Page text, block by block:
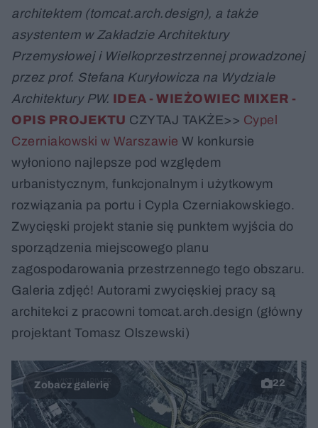
architektem (tomcat.arch.design), a także
asystentem w Zakładzie Architektury
Przemysłowej i Wielkoprzestrzennej prowadzonej
przez prof. Stefana Kuryłowicza na Wydziale
Architektury PW. IDEA - WIEŻOWIEC MIXER -
OPIS PROJEKTU CZYTAJ TAKŻE>> Cypel
Czerniakowski w Warszawie W konkursie
wyłoniono najlepsze pod względem
urbanistycznym, funkcjonalnym i użytkowym
rozwiązania pa portu i Cypla Czerniakowskiego.
Zwycięski projekt stanie się punktem wyjścia do
sporządzenia miejscowego planu
zagospodarowania przestrzennego tego obszaru.
Galeria zdjęć! Autorami zwycięskiej pracy są
architekci z pracowni tomcat.arch.design (główny
projektant Tomasz Olszewski)
22